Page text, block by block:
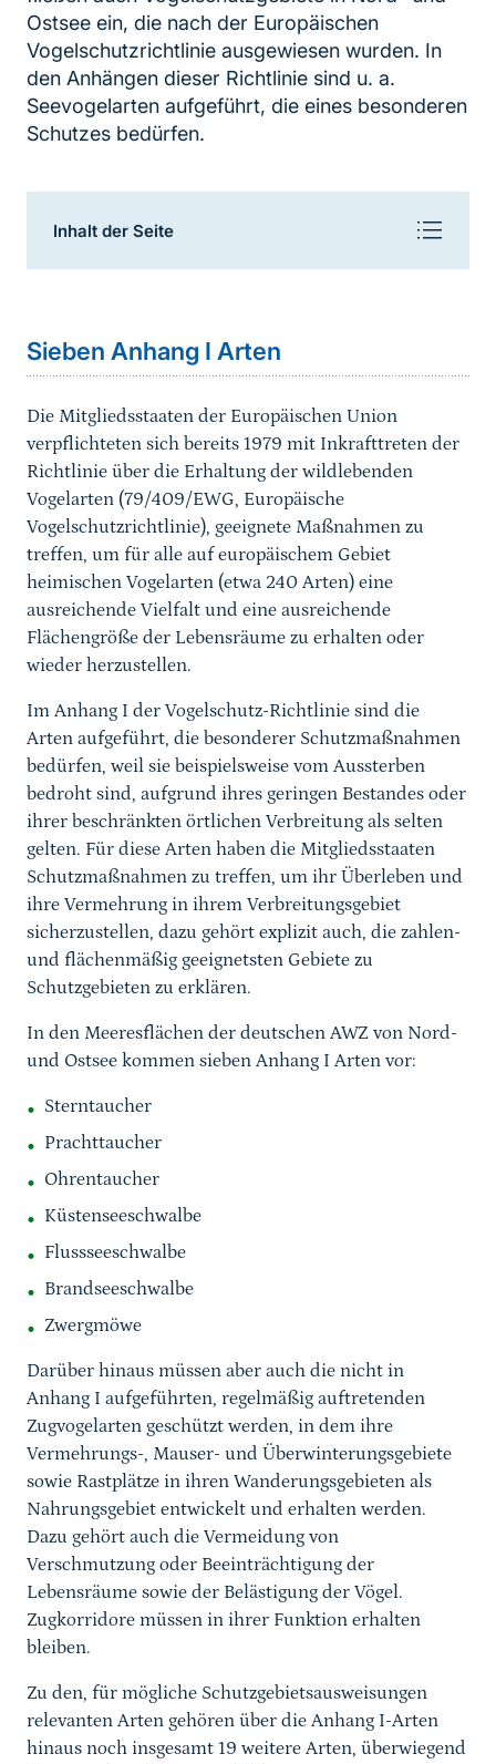
Ostsee ein, die nach der Europäischen
Vogelschutzrichtlinie ausgewiesen wurden. In
den Anhängen dieser Richtlinie sind u. a.
Seevogelarten aufgeführt, die eines besonderen
Schutzes bedürfen.
Inhaltsnavigation
Inhalt der Seite
Die wichtigsten Ergebnisse der Forschung
Vogelarten, die bei der Ausweisung von
Einige NATURA 2000 Vogelarten
Ausgewählte Publikation
Sieben Anhang I Arten
Die Mitgliedsstaaten der Europäischen Union
verpflichteten sich bereits 1979 mit Inkrafttreten der
Richtlinie über die Erhaltung der wildlebenden
Vogelarten (79/409/EWG, Europäische
Vogelschutzrichtlinie), geeignete Maßnahmen zu
treffen, um für alle auf europäischem Gebiet
heimischen Vogelarten (etwa 240 Arten) eine
ausreichende Vielfalt und eine ausreichende
Flächengröße der Lebensräume zu erhalten oder
wieder herzustellen.
Im Anhang I der Vogelschutz-Richtlinie sind die
Arten aufgeführt, die besonderer Schutzmaßnahmen
bedürfen, weil sie beispielsweise vom Aussterben
bedroht sind, aufgrund ihres geringen Bestandes oder
ihrer beschränkten örtlichen Verbreitung als selten
gelten. Für diese Arten haben die Mitgliedsstaaten
Schutzmaßnahmen zu treffen, um ihr Überleben und
ihre Vermehrung in ihrem Verbreitungsgebiet
sicherzustellen, dazu gehört explizit auch, die zahlen-
und flächenmäßig geeignetsten Gebiete zu
Schutzgebieten zu erklären.
In den Meeresflächen der deutschen AWZ von Nord-
und Ostsee kommen sieben Anhang I Arten vor:
Sterntaucher
Prachttaucher
Ohrentaucher
Küstenseeschwalbe
Flussseeschwalbe
Brandseeschwalbe
Zwergmöwe
Darüber hinaus müssen aber auch die nicht in
Anhang I aufgeführten, regelmäßig auftretenden
Zugvogelarten geschützt werden, in dem ihre
Vermehrungs-, Mauser- und Überwinterungsgebiete
sowie Rastplätze in ihren Wanderungsgebieten als
Nahrungsgebiet entwickelt und erhalten werden.
Dazu gehört auch die Vermeidung von
Verschmutzung oder Beeinträchtigung der
Lebensräume sowie der Belästigung der Vögel.
Zugkorridore müssen in ihrer Funktion erhalten
bleiben.
Zu den, für mögliche Schutzgebietsausweisungen
relevanten Arten gehören über die Anhang I-Arten
hinaus noch insgesamt 19 weitere Arten, überwiegend